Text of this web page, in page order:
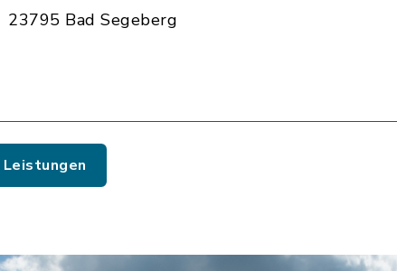
23795 Bad Segeberg